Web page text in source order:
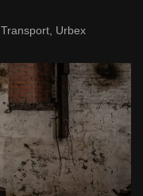
Transport, Urbex